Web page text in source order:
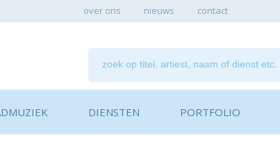
over ons nieuws contact
DIENSTEN PORTFOLIO